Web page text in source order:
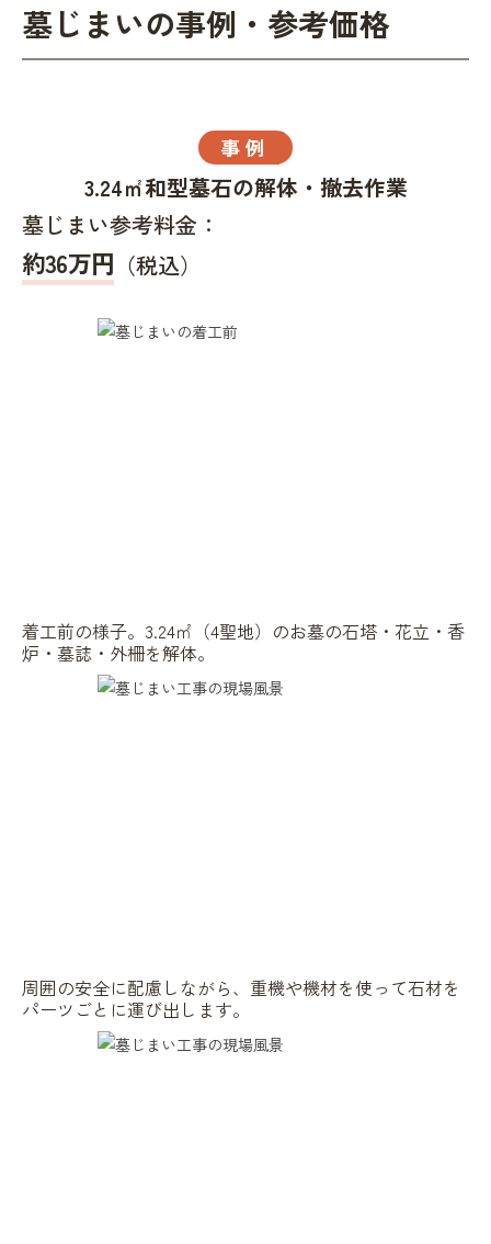
墓じまいの事例・参考価格
事例
3.24㎡和型墓石の解体・撤去作業
墓じまい参考料金：
約36万円 （税込）
着工前の様子。3.24㎡（4聖地）のお墓の石塔・花立・香
炉・墓誌・外柵を解体。
周囲の安全に配慮しながら、重機や機材を使って石材を
パーツごとに運び出します。